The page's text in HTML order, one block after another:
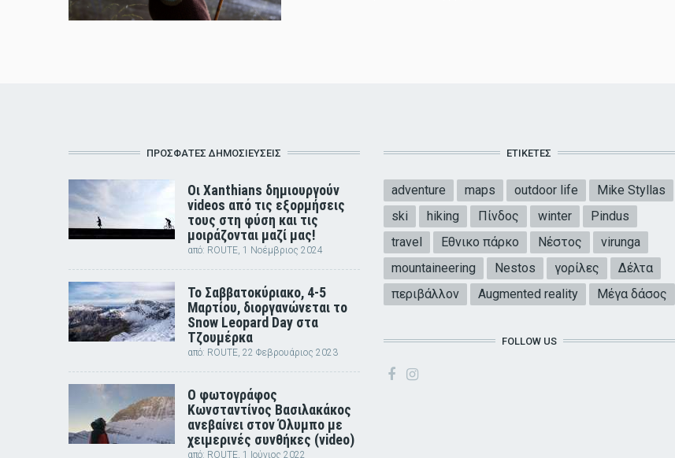
ΠΡΟΣΦΑΤΕΣ ΔΗΜΟΣΙΕΥΣΕΙΣ
Οι Xanthians δημιουργούν
videos από τις εξορμήσεις
τους στη φύση και τις
μοιράζονται μαζί μας!
από: ROUTE , 1 Νοέμβριος 2024
Το Σαββατοκύριακο, 4-5
Μαρτίου, διοργανώνεται το
Snow Leopard Day στα
Τζουμέρκα
από: ROUTE , 22 Φεβρουάριος 2023
Ο φωτογράφος
Κωνσταντίνος Βασιλακάκος
ανεβαίνει στον Όλυμπο με
χειμερινές συνθήκες (video)
από: ROUTE , 1 Ιούνιος 2022
ΕΤΙΚΈΤΕΣ
adventure maps outdoor life
Mike Styllas
ski
hiking Πίνδος winter
Pindus
travel
Εθνικο πάρκο Νέστος
virunga
mountaineering
Nestos γορίλες
Δέλτα
περιβάλλον
Augmented reality Μέγα δάσος
FOLLOW US